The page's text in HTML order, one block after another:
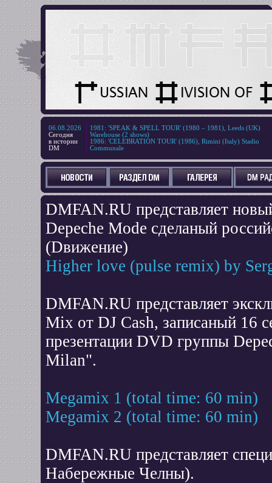
06.08.2026
Сегодня
в истории
DM
1981 : 'SPEAK & SPELL TOUR' (1980 – 1981), Leeds (UK)
Warehouse (2 shows)
1986: 'CELEBRATION TOUR' (1986), Rimini (Italy) Stadio
Communale
DMFAN.RU представляет
Depeche Mode сделаный
(Dвижение)
Higher love (pulse remix) by
DMFAN.RU представляет
Mix от DJ Cash, записаный 16
презентации DVD группы
Milan".
Megamix 1 (total time: 60 min)
Megamix 2 (total time: 60 min)
DMFAN.RU представляет
Набережные Челны).